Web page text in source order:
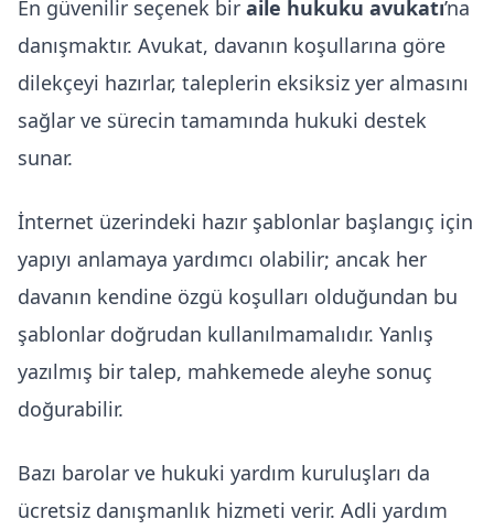
En güvenilir seçenek bir aile hukuku avukatı’na
danışmaktır. Avukat, davanın koşullarına göre
dilekçeyi hazırlar, taleplerin eksiksiz yer almasını
sağlar ve sürecin tamamında hukuki destek
sunar.
İnternet üzerindeki hazır şablonlar başlangıç için
yapıyı anlamaya yardımcı olabilir; ancak her
davanın kendine özgü koşulları olduğundan bu
şablonlar doğrudan kullanılmamalıdır. Yanlış
yazılmış bir talep, mahkemede aleyhe sonuç
doğurabilir.
Bazı barolar ve hukuki yardım kuruluşları da
ücretsiz danışmanlık hizmeti verir. Adli yardım